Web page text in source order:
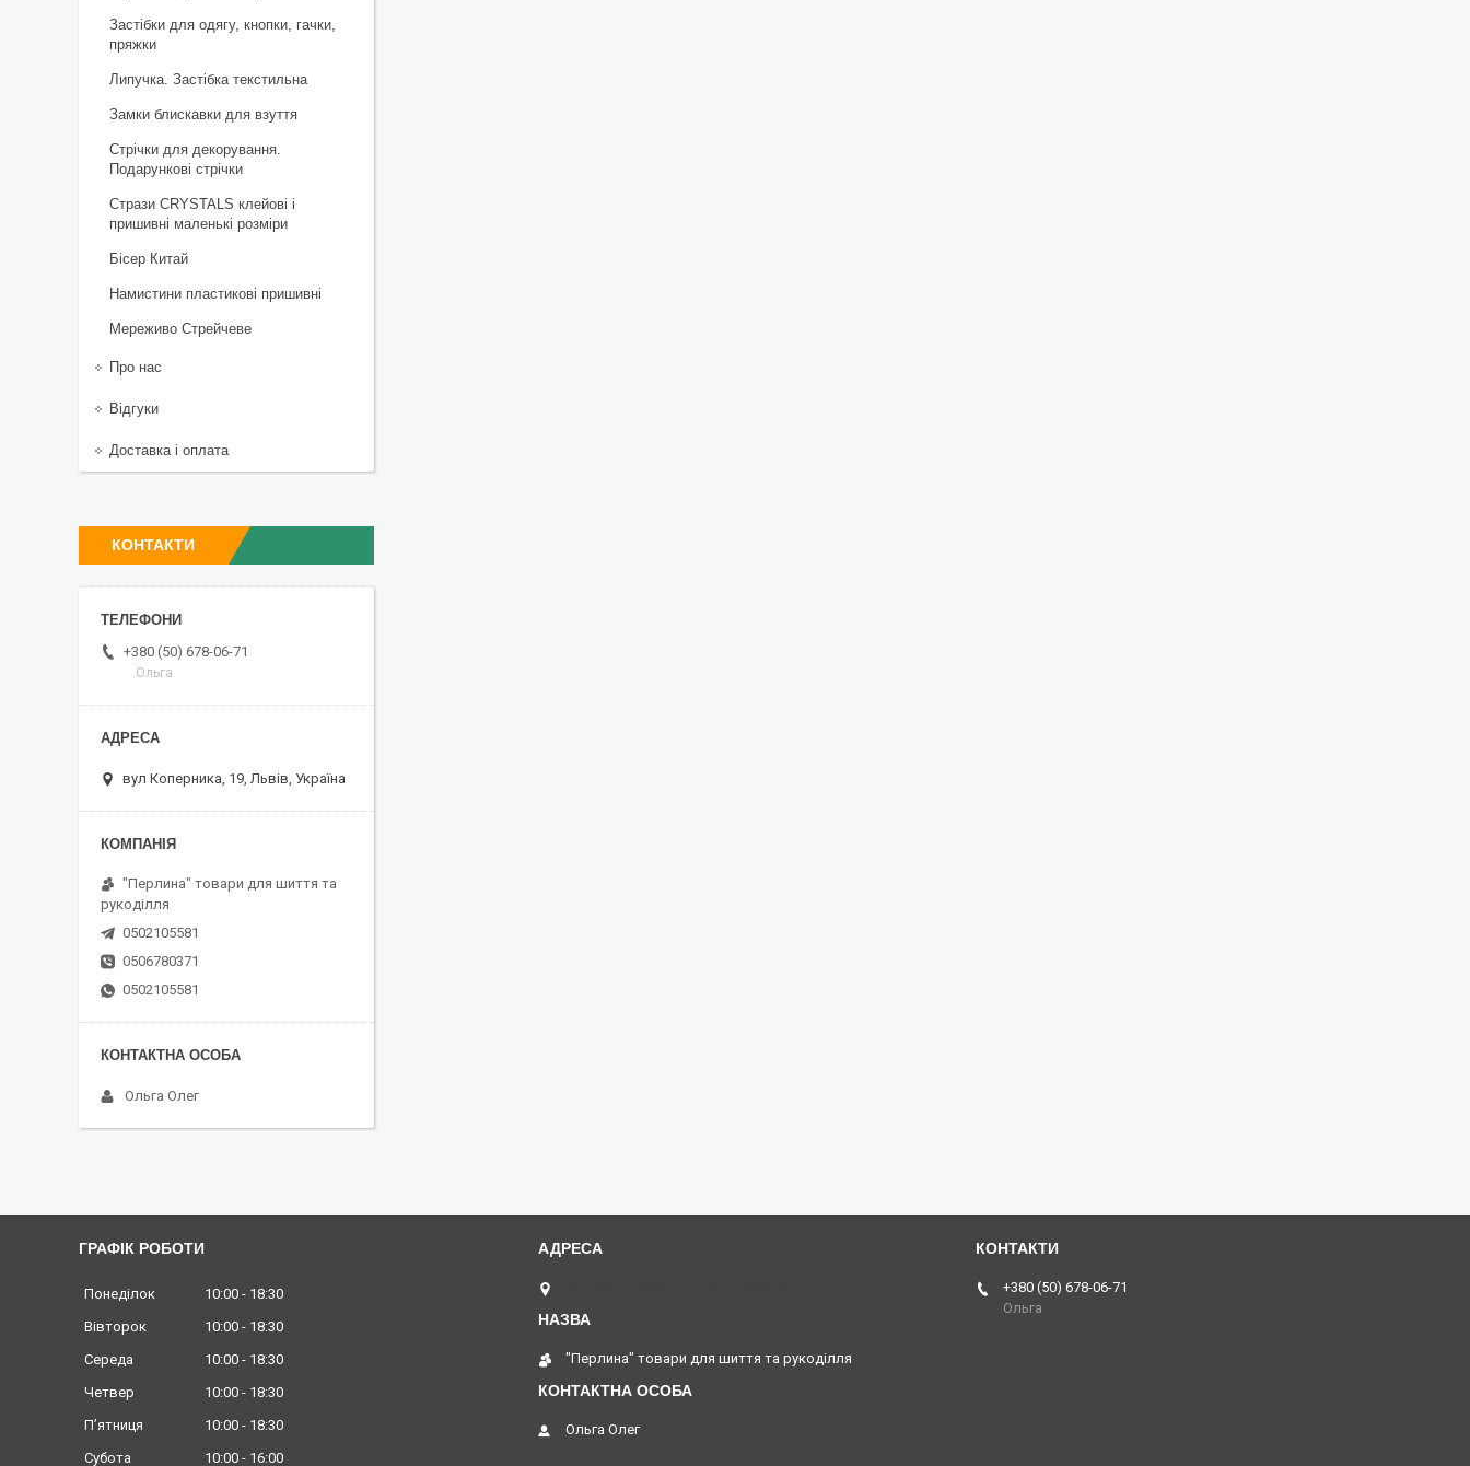
Застібки для одягу, кнопки, гачки,
пряжки
Липучка. Застібка текстильна
Замки блискавки для взуття
Стрічки для декорування.
Подарункові стрічки
Стрази CRYSTALS клейові і
пришивні маленькі розміри
Бісер Китай
Намистини пластикові пришивні
Мереживо Стрейчеве
Про нас
Відгуки
Доставка і оплата
КОНТАКТИ
+380 (50) 678-06-71
Ольга
вул Коперника, 19, Львів, Україна
"Перлина" товари для шиття та
рукоділля
0502105581
0506780371
0502105581
Ольга Олег
ГРАФІК РОБОТИ
Понеділок 10:00
18:30
Вівторок
10:00
18:30
Середа
10:00
18:30
Четвер
10:00
18:30
Пʼятниця
10:00
18:30
Субота
10:00 16:00
"Перлина" товари для шиття та рукоділля
Ольга Олег
+380 (50) 678-06-71
Ольга